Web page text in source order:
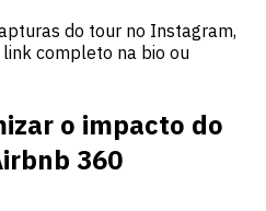
do tour no Instagram,
link completo na bio ou
o impacto do
360